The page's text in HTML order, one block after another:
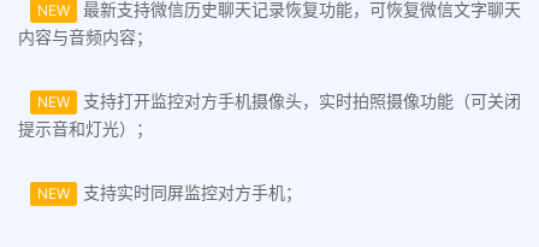
NEW
最新支持微信历史聊天记录恢复功能，可恢复微信文字聊天
内容与音频内容；
NEW
支持打开监控对方手机摄像头，实时拍照摄像功能（可关闭
提示音和灯光）；
NEW 支持实时同屏监控对方手机；